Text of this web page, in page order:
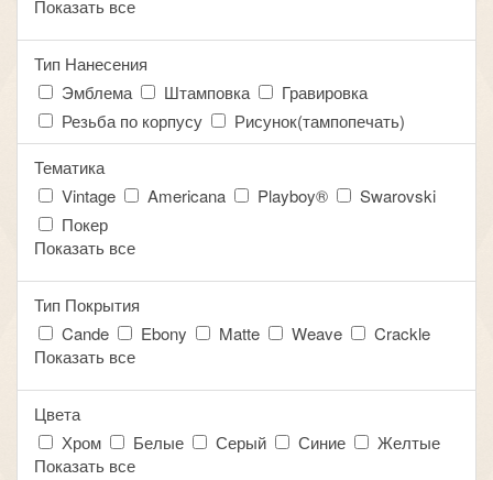
Показать все
Тип Нанесения
Эмблема
Штамповка
Гравировка
Резьба по корпусу
Рисунок(тампопечать)
Тематика
Vintage
Americana Playboy®
Swarovski
Покер
Показать все
Тип Покрытия
Cande
Ebony Matte Weave
Crackle
Показать все
Цвета
Хром
Белые Серый Синие
Желтые
Показать все